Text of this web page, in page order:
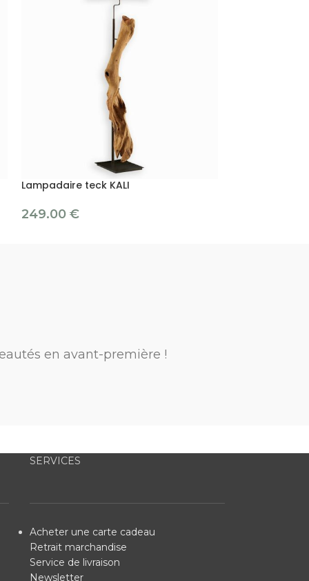
Lampadaire teck KALI
249.00 €
en avant-première !
SERVICES
Acheter une carte cadeau
Retrait marchandise
Service de livraison
Newsletter